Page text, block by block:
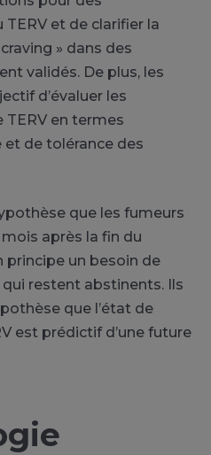
et de clarifier la
» dans des
validés. De plus, les
d’évaluer les
TERV en termes
et de tolérance des
que les fumeurs
après la fin du
un besoin de
restent abstinents. Ils
que l’état de
est prédictif d’une future